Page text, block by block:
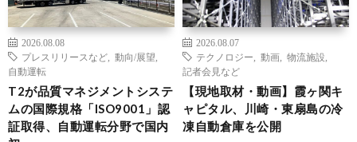
2026.08.08
プレスリリースなど
動向/展望
自動運転
T2が品質マネジメントシステ
ムの国際規格「ISO9001」認
証取得、自動運転分野で国内
2026.08.07
テクノロジー
動画 物流施設
記者会見など
【現地取材・動画】霞ヶ関キ
ャピタル、川崎・東扇島の冷
凍自動倉庫を公開